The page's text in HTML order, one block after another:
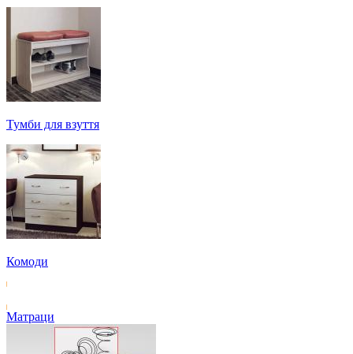
Тумби для взуття
Комоди
Матраци